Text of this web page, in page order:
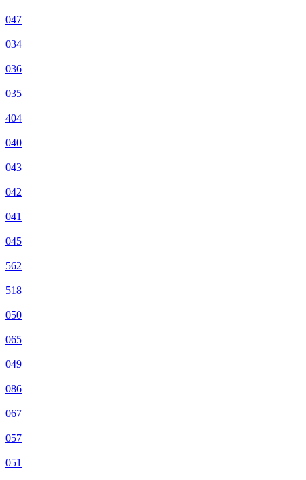
047
034
036
035
404
040
043
042
041
045
562
518
050
065
049
086
067
057
051